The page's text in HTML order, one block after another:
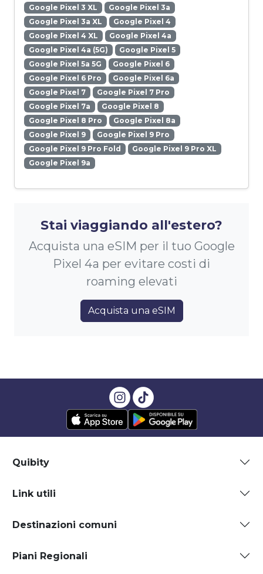
Google Pixel 3 XL
Google Pixel 3a
Google Pixel 3a XL
Google Pixel 4
Google Pixel 4 XL
Google Pixel 4a
Google Pixel 4a (5G)
Google Pixel 5
Google Pixel 5a 5G
Google Pixel 6
Google Pixel 6 Pro
Google Pixel 6a
Google Pixel 7
Google Pixel 7 Pro
Google Pixel 7a
Google Pixel 8
Google Pixel 8 Pro
Google Pixel 8a
Google Pixel 9
Google Pixel 9 Pro
Google Pixel 9 Pro Fold
Google Pixel 9 Pro XL
Google Pixel 9a
Stai viaggiando all'estero?
Acquista una eSIM per il tuo Google
Pixel 4a per evitare costi di
roaming elevati
Acquista una eSIM
Quibity
Link utili
Destinazioni comuni
Piani Regionali